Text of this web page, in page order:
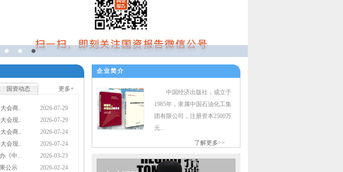
国资动态 更多+
会商..
2026-07-29
会现..
2026-07-29
会商..
2026-07-24
会现..
2026-07-24
《中..
2026-03-23
公示
2026-02-24
企业简介
中国经济出版社，成立于
1985年，隶属中国石油化工集
团有限公司，注册资本2500万
元...
了解更多>>